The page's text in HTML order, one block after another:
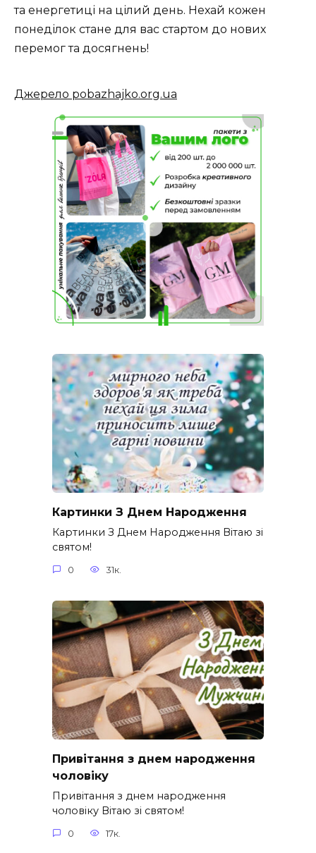
та енергетиці на цілий день. Нехай кожен
понеділок стане для вас стартом до нових
перемог та досягнень!
Джерело pobazhajko.org.ua
Картинки З Днем Народження
Картинки З Днем Народження Вітаю зі
святом!
0 31к.
Привітання з днем народження
чоловіку
Привітання з днем народження
чоловіку Вітаю зі святом!
0 17к.